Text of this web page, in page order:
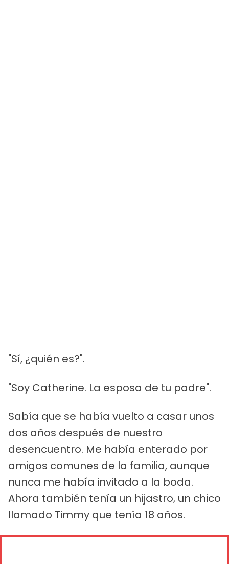
"Sí, ¿quién es?".
"Soy Catherine. La esposa de tu padre".
Sabía que se había vuelto a casar unos
dos años después de nuestro
desencuentro. Me había enterado por
amigos comunes de la familia, aunque
nunca me había invitado a la boda.
Ahora también tenía un hijastro, un chico
llamado Timmy que tenía 18 años.